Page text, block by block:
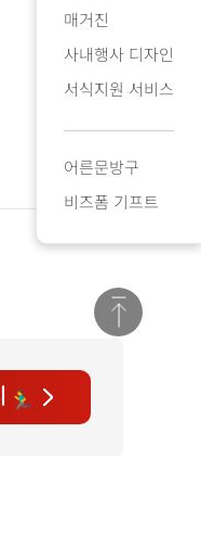
매거진
사내행사 디자인
서식지원 서비스
어른문방구
비즈폼 기프트